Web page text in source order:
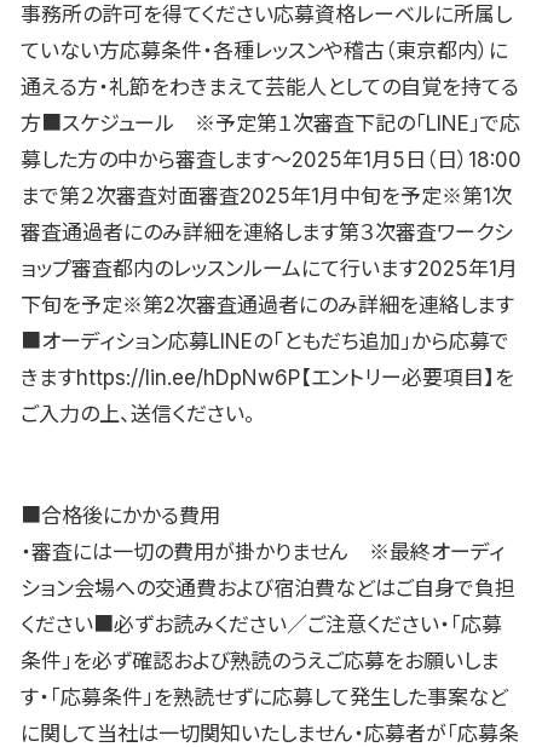
事務所の許可を得てください応募資格レーベルに所属し
ていない方応募条件・各種レッスンや稽古（東京都内）に
通える方・礼節をわきまえて芸能人としての自覚を持てる
方■スケジュール ※予定第１次審査下記の「LINE」で応
募した方の中から審査します〜2025年1月5日（日）18:00
まで第２次審査対面審査2025年1月中旬を予定※第1次
審査通過者にのみ詳細を連絡します第３次審査ワークシ
ョップ審査都内のレッスンルームにて行います2025年1月
下旬を予定※第2次審査通過者にのみ詳細を連絡します
■オーディション応募LINEの「ともだち追加」から応募で
きますhttps://lin.ee/hDpNw6P【エントリー必要項目】を
ご入力の上、送信ください。
■合格後にかかる費用
・審査には一切の費用が掛かりません ※最終オーディ
ション会場への交通費および宿泊費などはご自身で負担
ください■必ずお読みください／ご注意ください・「応募
条件」を必ず確認および熟読のうえご応募をお願いしま
す・「応募条件」を熟読せずに応募して発生した事案など
に関して当社は一切関知いたしません・応募者が「応募条